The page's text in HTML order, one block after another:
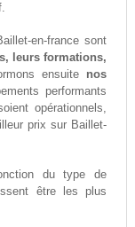
en-france sont
leurs formations,
ensuite nos
performants
opérationnels,
prix sur Baillet-
du type de
être les plus